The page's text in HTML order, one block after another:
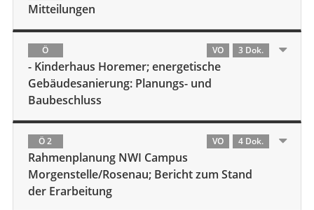
Mitteilungen
Ö VO 3 Dok.
- Kinderhaus Horemer; energetische
Gebäudesanierung: Planungs- und
Baubeschluss
Ö 2 VO 4 Dok.
Rahmenplanung NWI Campus
Morgenstelle/Rosenau; Bericht zum Stand
der Erarbeitung